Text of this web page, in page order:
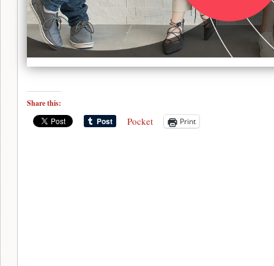
Share this:
Pocket Print